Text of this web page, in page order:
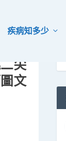
疾病知多少
尖
文